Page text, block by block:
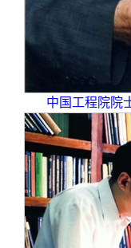
中国工程院院